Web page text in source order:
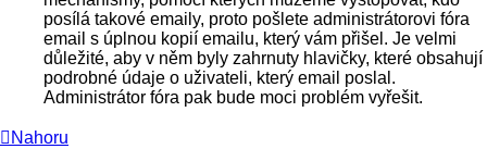
posílá takové emaily, proto pošlete administrátorovi fóra
email s úplnou kopií emailu, který vám přišel. Je velmi
důležité, aby v něm byly zahrnuty hlavičky, které obsahují
podrobné údaje o uživateli, který email poslal.
Administrátor fóra pak bude moci problém vyřešit.
Nahoru